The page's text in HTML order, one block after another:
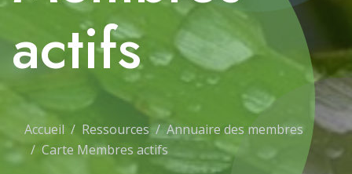
actifs
Accueil Ressources
Annuaire des membres
Carte Membres actifs